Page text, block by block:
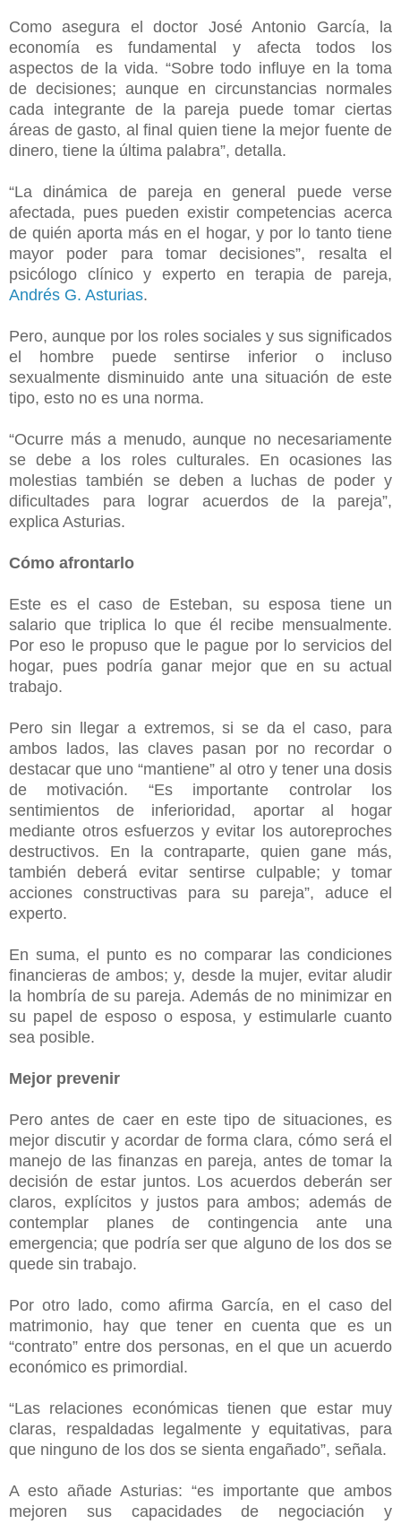
Como asegura el doctor José Antonio García, la
economía es fundamental y afecta todos los
aspectos de la vida. “Sobre todo influye en la toma
de decisiones; aunque en circunstancias normales
cada integrante de la pareja puede tomar ciertas
áreas de gasto, al final quien tiene la mejor fuente de
dinero, tiene la última palabra”, detalla.
“La dinámica de pareja en general puede verse
afectada, pues pueden existir competencias acerca
de quién aporta más en el hogar, y por lo tanto tiene
mayor poder para tomar decisiones”, resalta el
psicólogo clínico y experto en terapia de pareja,
Andrés G. Asturias.
Pero, aunque por los roles sociales y sus significados
el hombre puede sentirse inferior o incluso
sexualmente disminuido ante una situación de este
tipo, esto no es una norma.
“Ocurre más a menudo, aunque no necesariamente
se debe a los roles culturales. En ocasiones las
molestias también se deben a luchas de poder y
dificultades para lograr acuerdos de la pareja”,
explica Asturias.
Cómo afrontarlo
Este es el caso de Esteban, su esposa tiene un
salario que triplica lo que él recibe mensualmente.
Por eso le propuso que le pague por lo servicios del
hogar, pues podría ganar mejor que en su actual
trabajo.
Pero sin llegar a extremos, si se da el caso, para
ambos lados, las claves pasan por no recordar o
destacar que uno “mantiene” al otro y tener una dosis
de motivación. “Es importante controlar los
sentimientos de inferioridad, aportar al hogar
mediante otros esfuerzos y evitar los autoreproches
destructivos. En la contraparte, quien gane más,
también deberá evitar sentirse culpable; y tomar
acciones constructivas para su pareja”, aduce el
experto.
En suma, el punto es no comparar las condiciones
financieras de ambos; y, desde la mujer, evitar aludir
la hombría de su pareja. Además de no minimizar en
su papel de esposo o esposa, y estimularle cuanto
sea posible.
Mejor prevenir
Pero antes de caer en este tipo de situaciones, es
mejor discutir y acordar de forma clara, cómo será el
manejo de las finanzas en pareja, antes de tomar la
decisión de estar juntos. Los acuerdos deberán ser
claros, explícitos y justos para ambos; además de
contemplar planes de contingencia ante una
emergencia; que podría ser que alguno de los dos se
quede sin trabajo.
Por otro lado, como afirma García, en el caso del
matrimonio, hay que tener en cuenta que es un
“contrato” entre dos personas, en el que un acuerdo
económico es primordial.
“Las relaciones económicas tienen que estar muy
claras, respaldadas legalmente y equitativas, para
que ninguno de los dos se sienta engañado”, señala.
A esto añade Asturias: “es importante que ambos
mejoren sus capacidades de negociación y